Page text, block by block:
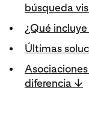
búsqueda
¿Qué
Últimas
diferencia ↓